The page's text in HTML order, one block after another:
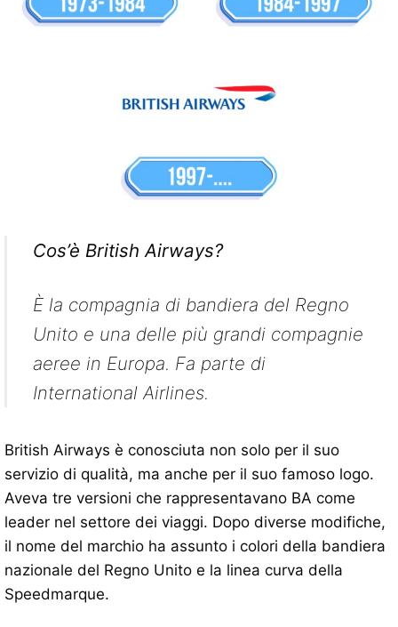
Cos’è British Airways?
È la compagnia di bandiera del Regno
Unito e una delle più grandi compagnie
aeree in Europa. Fa parte di
International Airlines.
British Airways è conosciuta non solo per il suo
servizio di qualità, ma anche per il suo famoso logo.
Aveva tre versioni che rappresentavano BA come
leader nel settore dei viaggi. Dopo diverse modifiche,
il nome del marchio ha assunto i colori della bandiera
nazionale del Regno Unito e la linea curva della
Speedmarque.